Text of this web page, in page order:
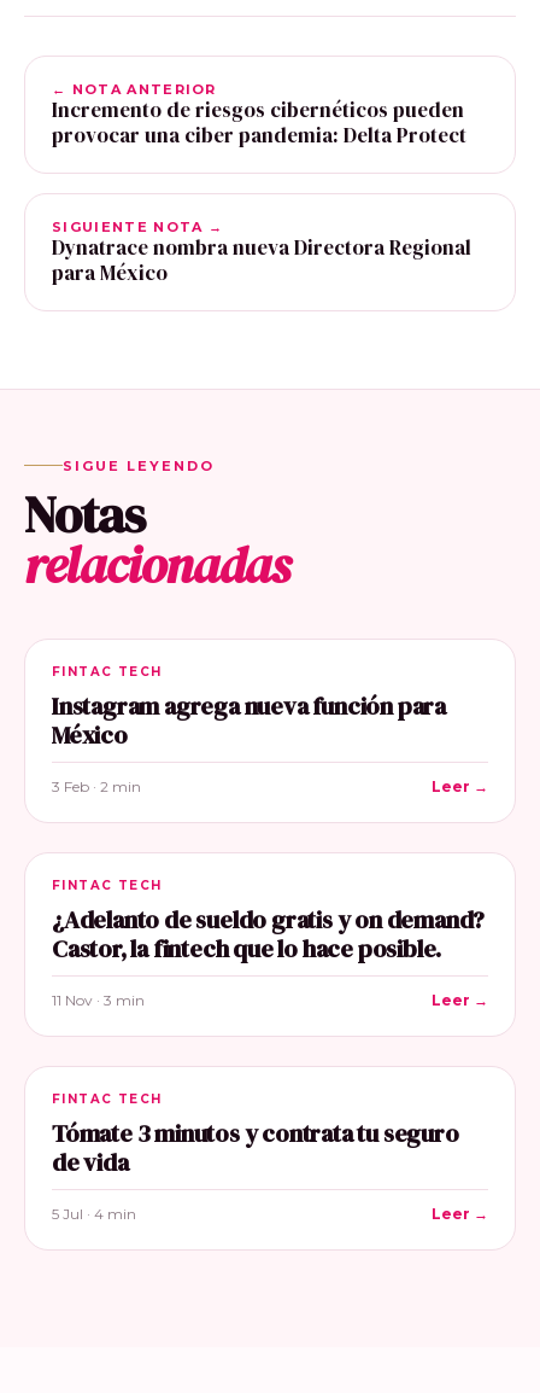
← NOTA ANTERIOR
Incremento de riesgos cibernéticos pueden
provocar una ciber pandemia: Delta Protect
SIGUIENTE NOTA →
Dynatrace nombra nueva Directora Regional
para México
SIGUE LEYENDO
Notas
relacionadas
FINTAC TECH
Instagram agrega nueva función para
México
3 Feb · 2 min Leer →
FINTAC TECH
¿Adelanto de sueldo gratis y on demand?
Castor, la fintech que lo hace posible.
11 Nov · 3 min Leer →
FINTAC TECH
Tómate 3 minutos y contrata tu seguro
de vida
5 Jul · 4 min Leer →